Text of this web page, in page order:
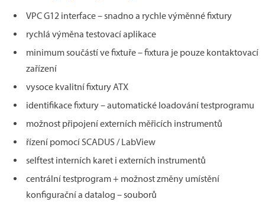
VPC G12 interface – snadno a rychle výměnné fixtury
rychlá výměna testovací aplikace
minimum součástí ve fixtuře – fixtura je pouze kontaktovací
zařízení
vysoce kvalitní fixtury ATX
identifikace fixtury – automatické loadování testprogramu
možnost připojení externích měřicích instrumentů
řízení pomocí SCADUS / LabView
selftest interních karet i externích instrumentů
centrální testprogram + možnost změny umístění
konfigurační a datalog – souborů